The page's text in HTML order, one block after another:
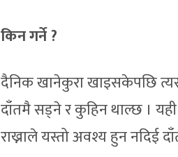
किन गर्ने ?
दैनिक खानेकुरा खाइसकेपछि
दाँतमै सड्ने र कुहिन थाल्छ ।
राख्नाले यस्तो अवश्य हुन नदिई